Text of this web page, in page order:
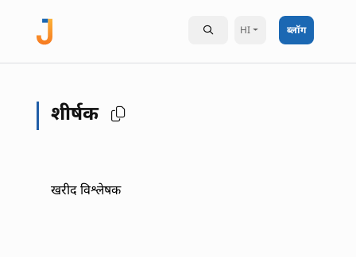
HI ब्लॉग
शीर्षक
खरीद विश्लेषक